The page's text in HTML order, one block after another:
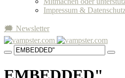
Impressum &
🗯 Newsletter